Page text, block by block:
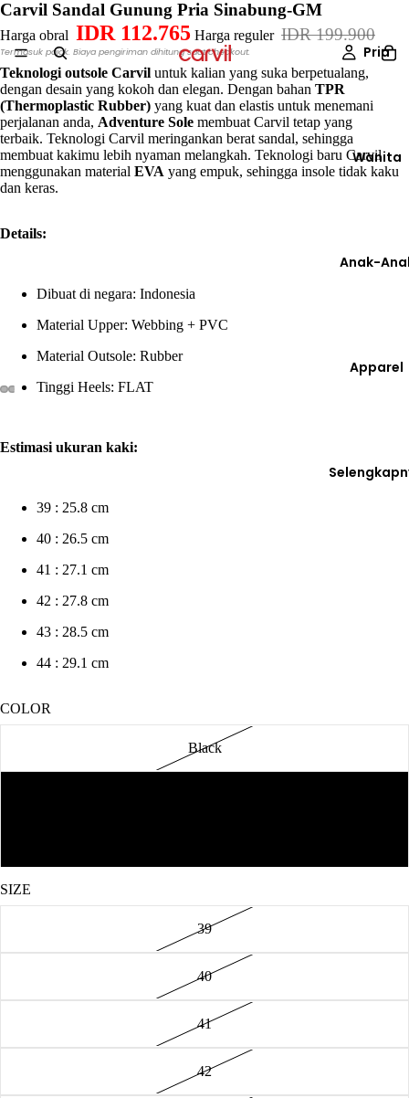
Pria
Wanita
Anak-
Apparel
Carvil Sandal Gunung Pria Sinabung-GM
Harga obral IDR 112.765 Harga reguler IDR 199.900
Termasuk pajak. Biaya pengiriman dihitung saat checkout.
Teknologi outsole Carvil untuk kalian yang suka berpetualang,
dengan desain yang kokoh dan elegan. Dengan bahan TPR
(Thermoplastic Rubber) yang kuat dan elastis untuk menemani
perjalanan anda, Adventure Sole membuat Carvil tetap yang
terbaik. Teknologi Carvil meringankan berat sandal, sehingga
membuat kakimu lebih nyaman melangkah. Teknologi baru Carvil
menggunakan material EVA yang empuk, sehingga insole tidak kaku
dan keras.
Details:
Dibuat di negara: Indonesia
Material Upper: Webbing + PVC
Material Outsole: Rubber
Tinggi Heels: FLAT
Estimasi ukuran kaki:
39 : 25.8 cm
40 : 26.5 cm
41 : 27.1 cm
42 : 27.8 cm
43 : 28.5 cm
44 : 29.1 cm
COLOR
Black
SIZE
39
40
41
42